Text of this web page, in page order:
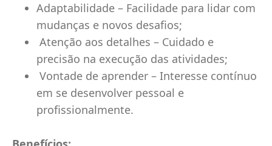
Adaptabilidade – Facilidade para lidar com
mudanças e novos desafios;
Atenção aos detalhes – Cuidado e
precisão na execução das atividades;
Vontade de aprender – Interesse contínuo
em se desenvolver pessoal e
profissionalmente.